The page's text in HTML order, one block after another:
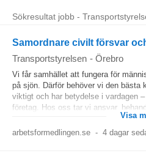
Sökresultat jobb -
Samordnare civilt försvar
Transportstyrelsen - Örebro
Vi får samhället att fungera för
på sjön. Därför behöver vi den bästa
viktigt och har betydelse i vardagen
företag. Hos oss tar vi ansvar,
Visa
arbetsformedlingen.se - 4 dagar